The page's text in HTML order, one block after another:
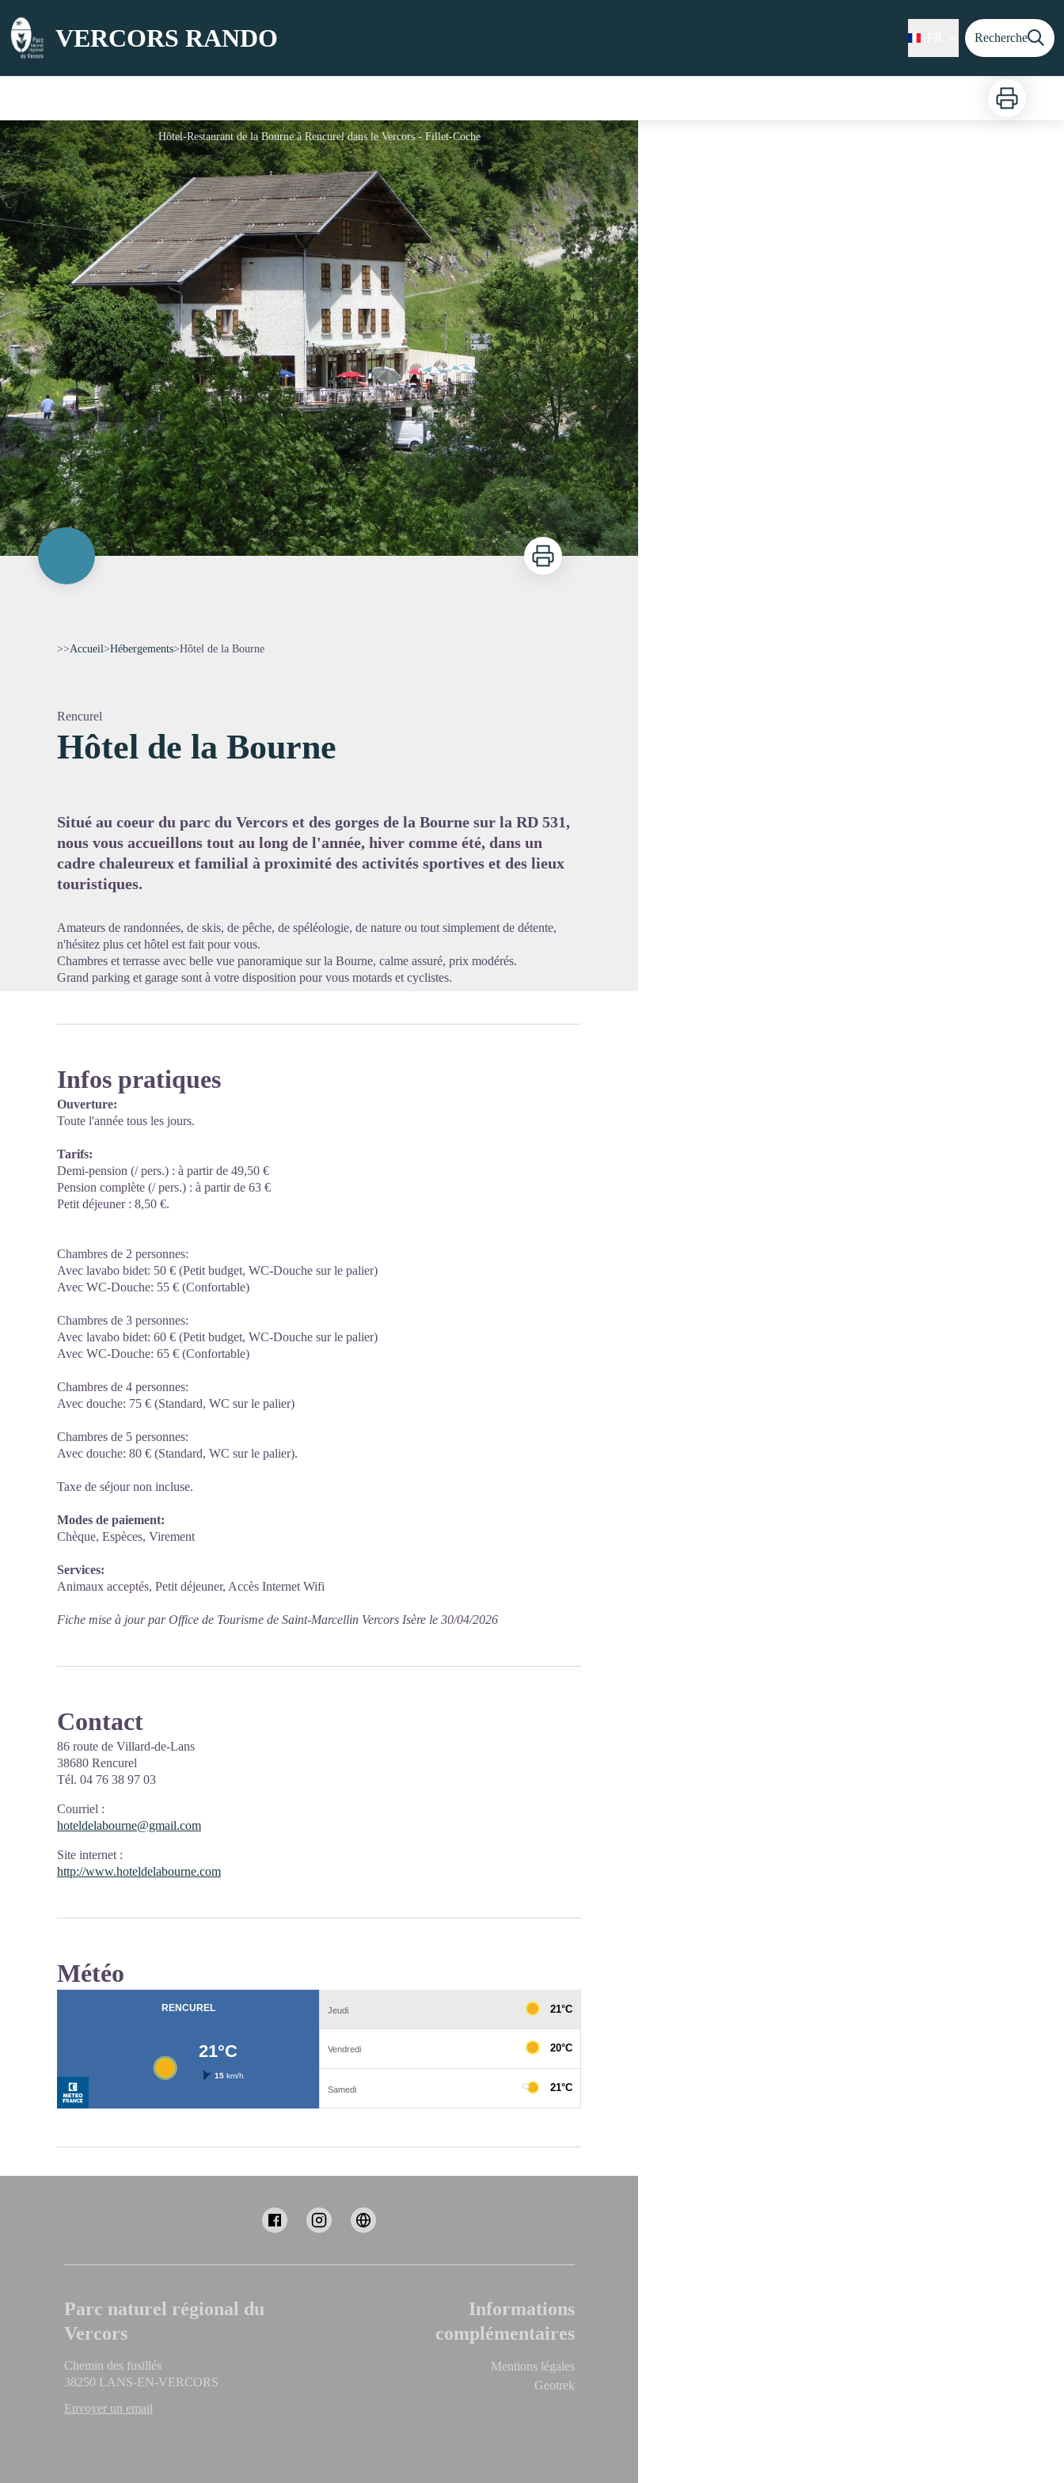
VERCORS RANDO Recherche
Imprimer
Hôtel-Restaurant de la Bourne à Rencurel dans le Vercors - Fillet-Coche
Imprimer
>>Accueil>Hébergements>Hôtel de la Bourne
Rencurel
Hôtel de la Bourne
Situé au coeur du parc du Vercors et des gorges de la Bourne sur la RD 531,
nous vous accueillons tout au long de l'année, hiver comme été, dans un
cadre chaleureux et familial à proximité des activités sportives et des lieux
touristiques.
Amateurs de randonnées, de skis, de pêche, de spéléologie, de nature ou tout simplement de détente,
n'hésitez plus cet hôtel est fait pour vous.
Chambres et terrasse avec belle vue panoramique sur la Bourne, calme assuré, prix modérés.
Grand parking et garage sont à votre disposition pour vous motards et cyclistes.
Infos pratiques
Ouverture:
Toute l'année tous les jours.
Tarifs:
Demi-pension (/ pers.) : à partir de 49,50 €
Pension complète (/ pers.) : à partir de 63 €
Petit déjeuner : 8,50 €.
Chambres de 2 personnes:
Avec lavabo bidet: 50 € (Petit budget, WC-Douche sur le palier)
Avec WC-Douche: 55 € (Confortable)
Chambres de 3 personnes:
Avec lavabo bidet: 60 € (Petit budget, WC-Douche sur le palier)
Avec WC-Douche: 65 € (Confortable)
Chambres de 4 personnes:
Avec douche: 75 € (Standard, WC sur le palier)
Chambres de 5 personnes:
Avec douche: 80 € (Standard, WC sur le palier).
Taxe de séjour non incluse.
Modes de paiement:
Chèque, Espèces, Virement
Services:
Animaux acceptés, Petit déjeuner, Accès Internet Wifi
Fiche mise à jour par Office de Tourisme de Saint-Marcellin Vercors Isère le 30/04/2026
Contact
86 route de Villard-de-Lans
38680 Rencurel
Tél. 04 76 38 97 03
Courriel :
hoteldelabourne@gmail.com
Site internet :
http://www.hoteldelabourne.com
Météo
Parc naturel régional du
Vercors
Chemin des fusillés
38250 LANS-EN-VERCORS
Envoyer un email
Informations
complémentaires
Mentions légales
Geotrek